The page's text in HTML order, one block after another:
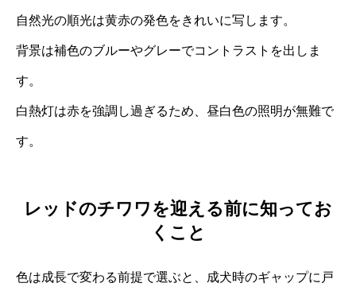
自然光の順光は黄赤の発色をきれいに写します。
背景は補色のブルーやグレーでコントラストを出しま
す。
白熱灯は赤を強調し過ぎるため、昼白色の照明が無難で
す。
レッドのチワワを迎える前に知ってお
くこと
色は成長で変わる前提で選ぶと、成犬時のギャップに戸